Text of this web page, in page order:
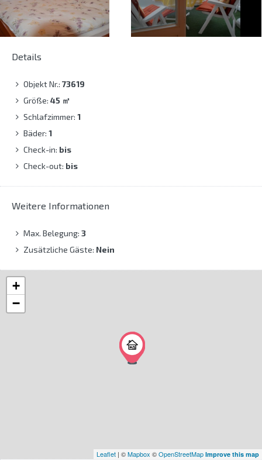
Details
Objekt Nr.: 73619
Größe: 45 ㎡
Schlafzimmer: 1
Bäder: 1
Check-in: bis
Check-out: bis
Weitere Informationen
Max. Belegung: 3
Zusätzliche Gäste: Nein
+
−
Leaflet | ©Mapbox ©OpenStreetMap Improve this map